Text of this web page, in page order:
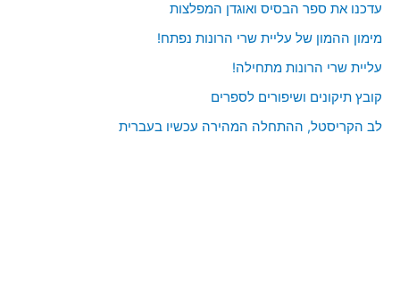
עדכנו את ספר הבסיס ואוגדן המפלצות
מימון ההמון של עליית שרי הרונות נפתח!
עליית שרי הרונות מתחילה!
קובץ תיקונים ושיפורים לספרים
לב הקריסטל, ההתחלה המהירה עכשיו בעברית